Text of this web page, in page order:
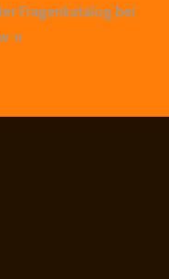
Fragenkatalog bei